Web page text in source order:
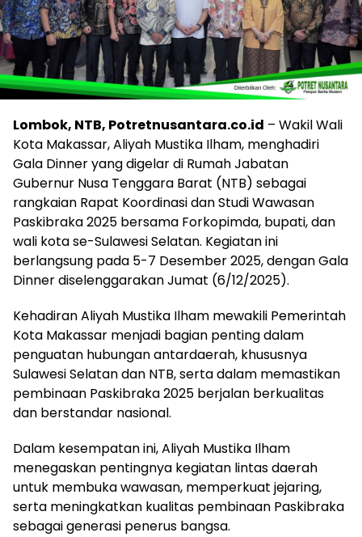
Lombok, NTB, Potretnusantara.co.id – Wakil Wali
Kota Makassar, Aliyah Mustika Ilham, menghadiri
Gala Dinner yang digelar di Rumah Jabatan
Gubernur Nusa Tenggara Barat (NTB) sebagai
rangkaian Rapat Koordinasi dan Studi Wawasan
Paskibraka 2025 bersama Forkopimda, bupati, dan
wali kota se-Sulawesi Selatan. Kegiatan ini
berlangsung pada 5-7 Desember 2025, dengan Gala
Dinner diselenggarakan Jumat (6/12/2025).
Kehadiran Aliyah Mustika Ilham mewakili Pemerintah
Kota Makassar menjadi bagian penting dalam
penguatan hubungan antardaerah, khususnya
Sulawesi Selatan dan NTB, serta dalam memastikan
pembinaan Paskibraka 2025 berjalan berkualitas
dan berstandar nasional.
Dalam kesempatan ini, Aliyah Mustika Ilham
menegaskan pentingnya kegiatan lintas daerah
untuk membuka wawasan, memperkuat jejaring,
serta meningkatkan kualitas pembinaan Paskibraka
sebagai generasi penerus bangsa.